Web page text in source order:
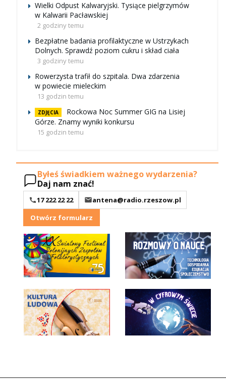
Wielki Odpust Kalwaryjski. Tysiące pielgrzymów
w Kalwarii Pacławskiej
2 godziny temu
Bezpłatne badania profilaktyczne w Ustrzykach
Dolnych. Sprawdź poziom cukru i skład ciała
3 godziny temu
Rowerzysta trafił do szpitala. Dwa zdarzenia
w powiecie mieleckim
13 godzin temu
ZDJĘCIA
Rockowa Noc Summer GIG na Lisiej
Górze. Znamy wyniki konkursu
15 godzin temu
Byłeś świadkiem ważnego wydarzenia?
Daj nam znać!
17 222 22 22
antena@radio.rzeszow.pl
Otwórz formularz